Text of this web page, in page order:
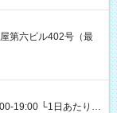
第六ビル402号（最
19:00 └1日あたりの